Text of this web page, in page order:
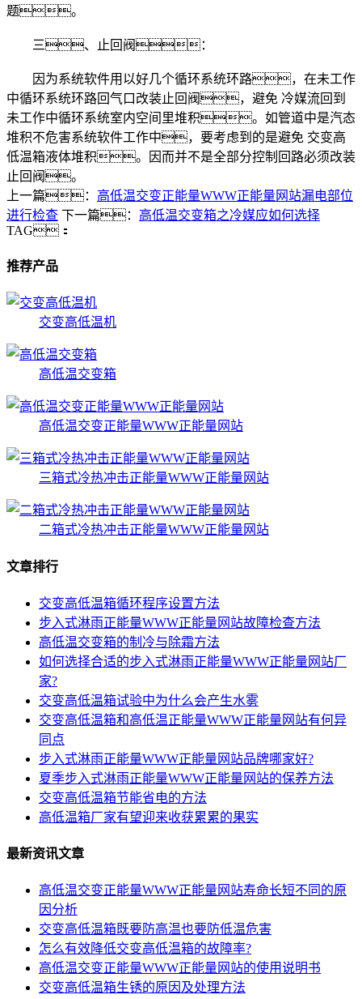
题。
三、止回阀：
因为系统软件用以好几个循环系统环路，在未工作
中循环系统环路回气口改装止回阀，避免 冷媒流回到
未工作中循环系统室内空间里堆积。如管道中是汽态
堆积不危害系统软件工作中，要考虑到的是避免 交变高
低温箱液体堆积。因而并不是全部分控制回路必须改装
止回阀。
上一篇： 高低温交变正能量WWW正能量网站漏电部位
进行检查 下一篇： 高低温交变箱之冷媒应如何选择
TAG：
推荐产品
交变高低温机
高低温交变箱
高低温交变正能量WWW正能量网站
三箱式冷热冲击正能量WWW正能量网站
二箱式冷热冲击正能量WWW正能量网站
文章排行
交变高低温箱循环程序设置方法
步入式淋雨正能量WWW正能量网站故障检查方法
高低温交变箱的制冷与除霜方法
如何选择合适的步入式淋雨正能量WWW正能量网站厂
家?
交变高低温箱试验中为什么会产生水雾
交变高低温箱和高低温正能量WWW正能量网站有何异
同点
步入式淋雨正能量WWW正能量网站品牌哪家好?
夏季步入式淋雨正能量WWW正能量网站的保养方法
交变高低温箱节能省电的方法
高低温箱厂家有望迎来收获累累的果实
最新资讯文章
高低温交变正能量WWW正能量网站寿命长短不同的原
因分析
交变高低温箱既要防高温也要防低温危害
怎么有效降低交变高低温箱的故障率?
高低温交变正能量WWW正能量网站的使用说明书
交变高低温箱生锈的原因及处理方法